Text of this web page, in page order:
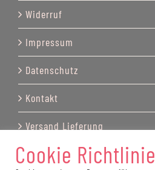
Widerruf
Impressum
Datenschutz
Kontakt
Versand Lieferung
Cookie Richtlinie